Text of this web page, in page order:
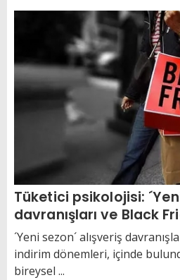
Tüketici psikolojisi:
davranışları ve Black
´Yeni sezon´ alışveriş
indirim dönemleri, içinde
bireysel ...